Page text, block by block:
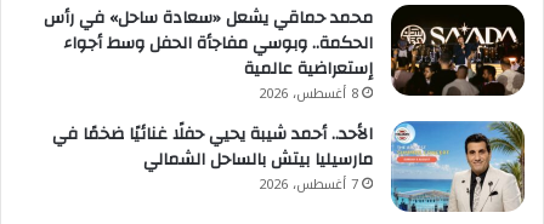
محمد حماقي يشعل «سعادة ساحل» في رأس
الحكمة.. وبوسي مفاجأة الحفل وسط أجواء
إستعراضية عالمية
8 أغسطس، 2026
الأحد.. أحمد شيبة يحيي حفلًا غنائيًا ضخمًا في
مارسيليا بيتش بالساحل الشمالي
7 أغسطس، 2026